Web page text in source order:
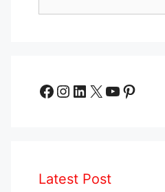
Facebook
Instagram
LinkedIn
X YouTube
Latest Post